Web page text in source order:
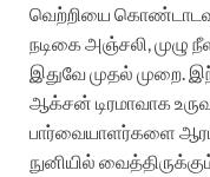
வெற்றியை
நடிகை அஞ்சலி, முழு
இதுவே முதல் முறை.
ஆக்சன் டிரமாவாக
பார்வையாளர்களை
நுனியில்